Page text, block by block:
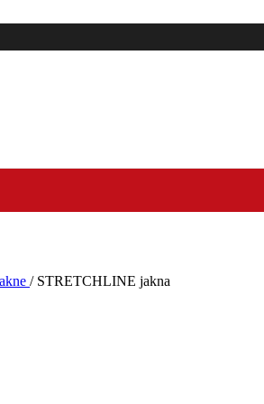
/ STRETCHLINE jakna